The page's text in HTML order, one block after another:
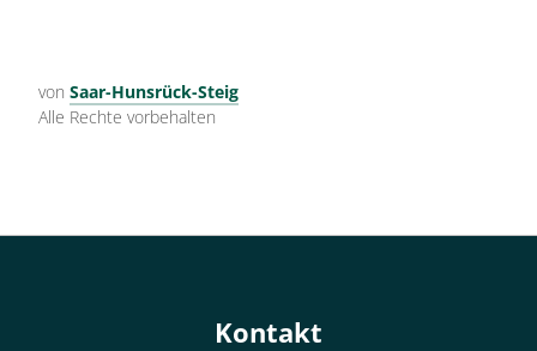
von Saar-Hunsrück-Steig
Alle Rechte vorbehalten
Kontakt